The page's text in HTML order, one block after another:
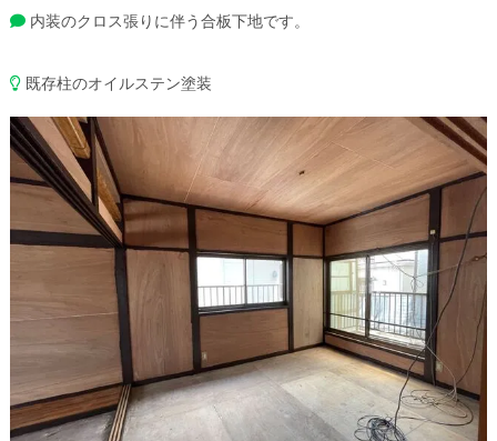
内装のクロス張りに伴う合板下地です。
既存柱のオイルステン塗装